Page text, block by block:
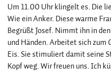
Um 11.00 Uhr klingelt es. Die
Wie ein Anker. Diese warme
Begrüßt Josef. Nimmt ihn in
und Händen. Arbeitet sich zum
Eis. Sie stimuliert damit seine
Kopf weg. Wir freuen uns. Ich